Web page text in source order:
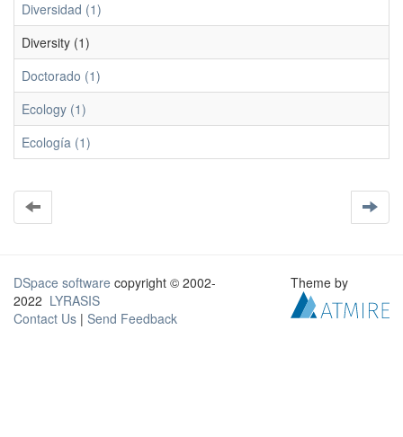
Diversidad (1)
Diversity (1)
Doctorado (1)
Ecology (1)
Ecología (1)
DSpace software copyright © 2002-
2022 LYRASIS
Contact Us | Send Feedback
Theme by